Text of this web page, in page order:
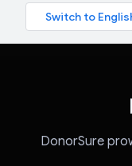
DonorSure